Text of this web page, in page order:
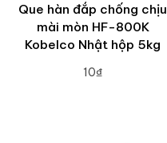
Que hàn đắp chống chịu
mài mòn HF-800K
Kobelco Nhật hộp 5kg
10₫